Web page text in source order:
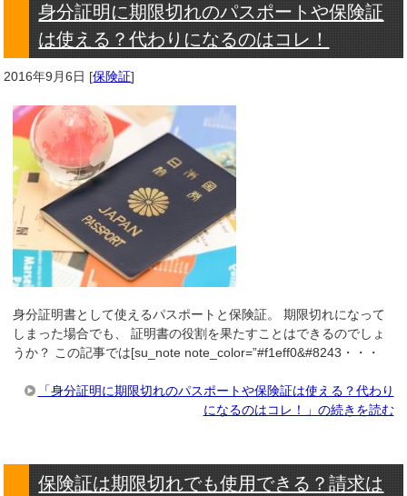
身分証明に期限切れのパスポートや保険証
は使える？代わりになるのはコレ！
2016年9月6日 [保険証]
身分証明書として使えるパスポートと保険証。 期限切れになって
しまった場合でも、 証明書の役割を果たすことはできるのでしょ
うか？ この記事では[su_note note_color=”#f1eff0&#8243・・・
「身分証明に期限切れのパスポートや保険証は使える？代わり
になるのはコレ！」の続きを読む
保険証は期限切れでも使用できる？請求は